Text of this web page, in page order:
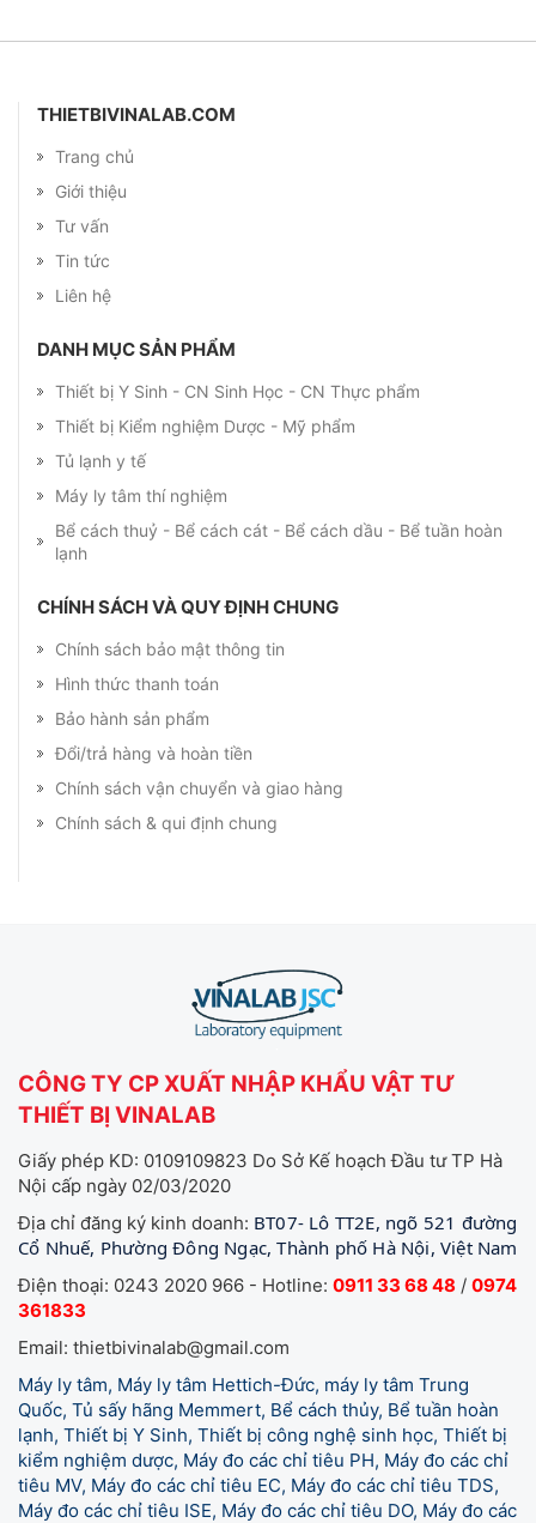
THIETBIVINALAB.COM
Trang chủ
Giới thiệu
Tư vấn
Tin tức
Liên hệ
DANH MỤC SẢN PHẨM
Thiết bị Y Sinh - CN Sinh Học - CN Thực phẩm
Thiết bị Kiểm nghiệm Dược - Mỹ phẩm
Tủ lạnh y tế
Máy ly tâm thí nghiệm
Bể cách thuỷ - Bể cách cát - Bể cách dầu - Bể tuần hoàn
lạnh
CHÍNH SÁCH VÀ QUY ĐỊNH CHUNG
Chính sách bảo mật thông tin
Hình thức thanh toán
Bảo hành sản phẩm
Đổi/trả hàng và hoàn tiền
Chính sách vận chuyển và giao hàng
Chính sách & qui định chung
CÔNG TY CP XUẤT NHẬP KHẨU VẬT TƯ
THIẾT BỊ VINALAB
Giấy phép KD: 0109109823 Do Sở Kế hoạch Đầu tư TP Hà
Nội cấp ngày 02/03/2020
Địa chỉ đăng ký kinh doanh: BT07- Lô TT2E, ngõ 521 đường
Cổ Nhuế, Phường Đông Ngạc, Thành phố Hà Nội, Việt Nam
Điện thoại: 0243 2020 966 - Hotline: 0911 33 68 48 / 0974
361833
Email: thietbivinalab@gmail.com
Máy ly tâm, Máy ly tâm Hettich-Đức, máy ly tâm Trung
Quốc, Tủ sấy hãng Memmert, Bể cách thủy, Bể tuần hoàn
lạnh, Thiết bị Y Sinh, Thiết bị công nghệ sinh học, Thiết bị
kiểm nghiệm dược, Máy đo các chỉ tiêu PH, Máy đo các chỉ
tiêu MV, Máy đo các chỉ tiêu EC, Máy đo các chỉ tiêu TDS,
Máy đo các chỉ tiêu ISE, Máy đo các chỉ tiêu DO, Máy đo các